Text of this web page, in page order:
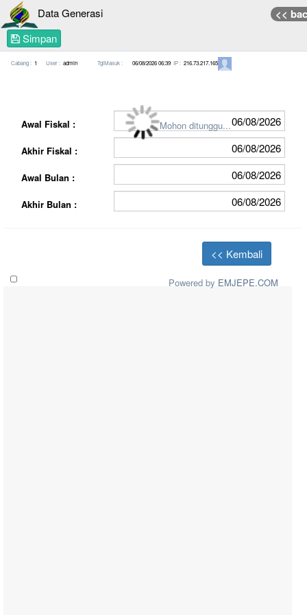
Data Generasi <<
Simpan
Mohon ditunggu...
Cabang : User : TglMasuk : IP :
Awal Fiskal :
Akhir Fiskal :
Awal Bulan :
Akhir Bulan :
<< Kembali
Powered by EMJEPE.COM